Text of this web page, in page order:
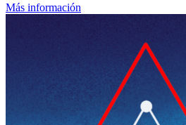
Más información